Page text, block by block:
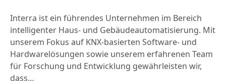
Interra ist ein führendes Unternehmen im Bereich
intelligenter Haus- und Gebäudeautomatisierung. Mit
unserem Fokus auf KNX-basierten Software- und
Hardwarelösungen sowie unserem erfahrenen Team
für Forschung und Entwicklung gewährleisten wir,
dass…